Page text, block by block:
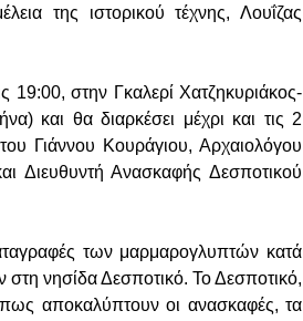
της ιστορικού τέχνης, Λουΐζας
19:00, στην Γκαλερί Χατζηκυριάκος-
και θα διαρκέσει μέχρι και τις 2
Γιάννου Κουράγιου, Αρχαιολόγου
Διευθυντή Ανασκαφής Δεσποτικού
των μαρμαρογλυπτών κατά
νησίδα Δεσποτικό. Το Δεσποτικό,
αποκαλύπτουν οι ανασκαφές, τα